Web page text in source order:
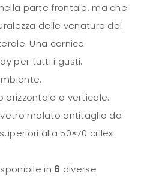
parte frontale, ma che
delle venature del
Una cornice
per tutti i gusti.
orizzontale o verticale.
molato antitaglio da
alla 50×70 crilex
in 6 diverse